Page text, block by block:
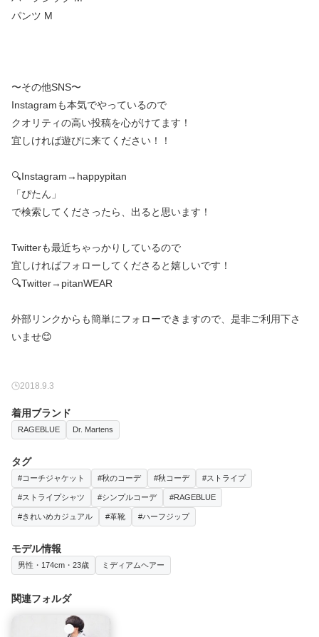
パンツ M
〜その他SNS〜
Instagramも本気でやっているので
クオリティの高い投稿を心がけてます！
宜しければ遊びに来てください！！
🔍Instagram→happypitan
「ぴたん」
で検索してくださったら、出ると思います！
Twitterも最近ちゃっかりしているので
宜しければフォローしてくださると嬉しいです！
🔍Twitter→pitanWEAR
外部リンクからも簡単にフォローできますので、是非ご利用下さ
いませ😊
2018.9.3
着用ブランド
RAGEBLUE Dr. Martens
タグ
#コーチジャケット #秋のコーデ #秋コーデ #ストライプ
#ストライプシャツ #シンプルコーデ #RAGEBLUE
#きれいめカジュアル #革靴 #ハーフジップ
モデル情報
男性・174cm・23歳 ミディアムヘアー
関連フォルダ